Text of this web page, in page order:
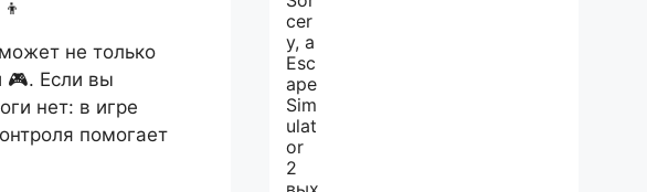
не только
🎮. Если вы
нет: в игре
помогает